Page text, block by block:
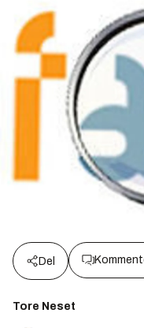
Del
Tore Neset